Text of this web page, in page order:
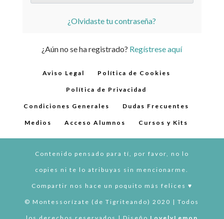
¿Olvidaste tu contraseña?
¿Aún no se ha registrado? Regístrese aquí
Aviso Legal Política de Cookies
Política de Privacidad
Condiciones Generales Dudas Frecuentes
Medios Acceso Alumnos Cursos y Kits
Contenido pensado para tí, por favor, no lo
copies ni te lo atribuyas sin mencionarme.
Compartir nos hace un poquito más felices ♥︎
© Montessorízate (de Tigriteando) 2020 | Todos